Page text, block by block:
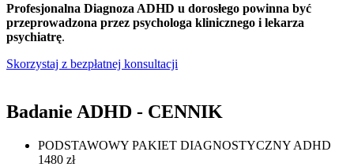
Profesjonalna Diagnoza ADHD u dorosłego powinna być
przeprowadzona przez psychologa klinicznego i lekarza
psychiatrę.
Skorzystaj z bezpłatnej konsultacji
Badanie ADHD - CENNIK
PODSTAWOWY PAKIET DIAGNOSTYCZNY ADHD
1480 zł